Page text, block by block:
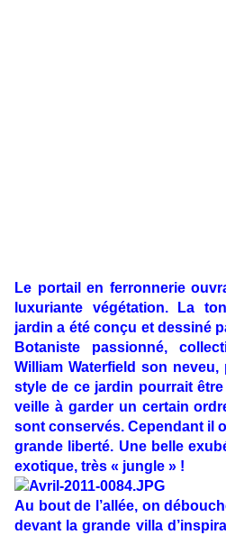
Le portail en ferronnerie
luxuriante végétation. La
jardin a été conçu et dessiné
Botaniste passionné,
William Waterfield son
style de ce jardin pourrait
veille à garder un certain
sont conservés. Cependant il
grande liberté. Une belle
exotique, très « jungle » !
Au bout de l’allée, on
devant la grande villa